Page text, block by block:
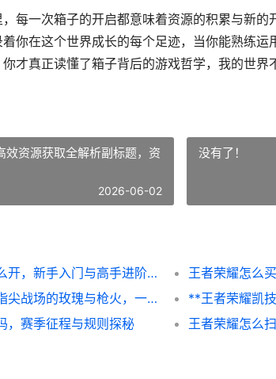
每一次箱子的开启都意味着资源的积累与新
你在这个世界成长的每个足迹，当你能熟练
才真正读懂了箱子背后的游戏哲学，我的世界
效资源获取全解析副标题，资
2026-06-02
没有了！
我的世界网易箱子怎么开，新手入门与高手进阶的双重奥秘
**ID女生和平精英：指尖战场的玫瑰与枪火，一段关于勇气与成长的副标题**
，赛季征程与规则探秘